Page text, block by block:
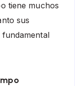
tiene muchos
sus
fundamental